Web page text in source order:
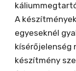
A
egyeseknél
kísérőjelenség
készítmény